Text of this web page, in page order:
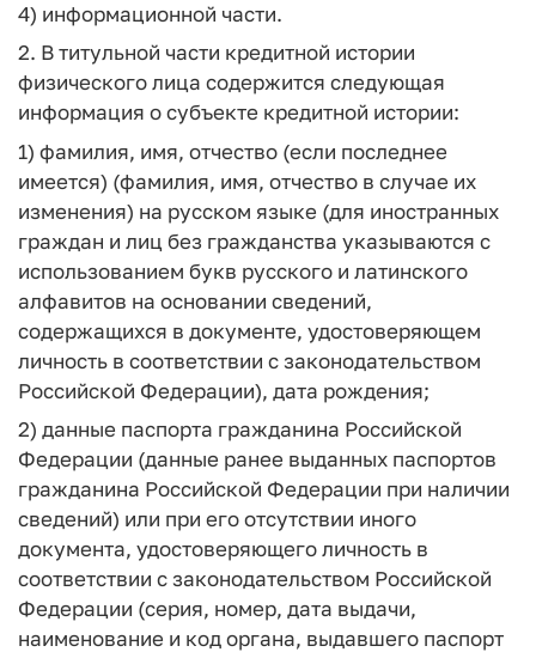
4) информационной части.
2. В титульной части кредитной истории
физического лица содержится следующая
информация о субъекте кредитной истории:
1) фамилия, имя, отчество (если последнее
имеется) (фамилия, имя, отчество в случае их
изменения) на русском языке (для иностранных
граждан и лиц без гражданства указываются с
использованием букв русского и латинского
алфавитов на основании сведений,
содержащихся в документе, удостоверяющем
личность в соответствии с законодательством
Российской Федерации), дата рождения;
2) данные паспорта гражданина Российской
Федерации (данные ранее выданных паспортов
гражданина Российской Федерации при наличии
сведений) или при его отсутствии иного
документа, удостоверяющего личность в
соответствии с законодательством Российской
Федерации (серия, номер, дата выдачи,
наименование и код органа, выдавшего паспорт